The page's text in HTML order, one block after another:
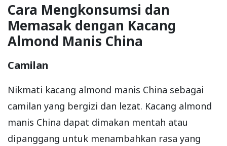
Cara Mengkonsumsi dan
Memasak dengan Kacang
Almond Manis China
Camilan
Nikmati kacang almond manis China sebagai
camilan yang bergizi dan lezat. Kacang almond
manis China dapat dimakan mentah atau
dipanggang untuk menambahkan rasa yang